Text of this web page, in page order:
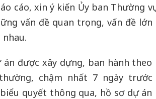
cáo, xin ý kiến Ủy ban Thường vụ
vấn đề quan trọng, vấn đề lớn
nhau.
được xây dựng, ban hành theo
chậm nhất 7 ngày trước
quyết thông qua, hồ sơ dự án